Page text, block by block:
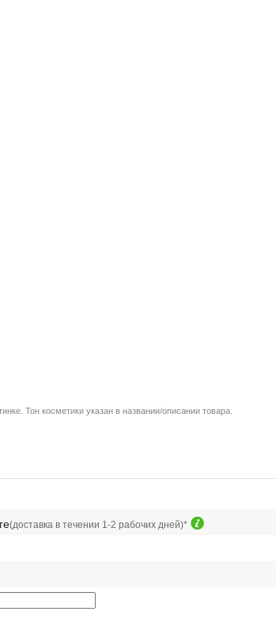
Тон косметики указан в названии/описании товара.
(доставка в течении 1-2 рабочих дней)*